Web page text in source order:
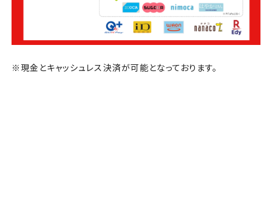
※現金とキャッシュレス決済が可能となっております。